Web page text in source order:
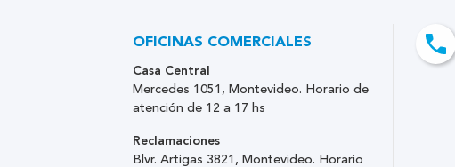
OFICINAS COMERCIALES
Casa Central
Mercedes 1051, Montevideo. Horario de
atención de 12 a 17 hs
Reclamaciones
Blvr. Artigas 3821, Montevideo. Horario